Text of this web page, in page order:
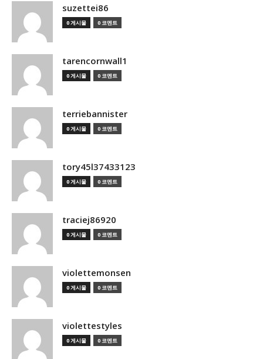
suzettei86
0 게시물 0 코멘트
tarencornwall1
0 게시물 0 코멘트
terriebannister
0 게시물 0 코멘트
tory45l37433123
0 게시물 0 코멘트
traciej86920
0 게시물 0 코멘트
violettemonsen
0 게시물 0 코멘트
violettestyles
0 게시물 0 코멘트